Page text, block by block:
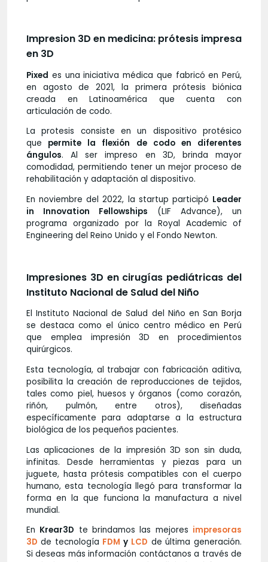
Impresion 3D en medicina: prótesis impresa
en 3D
Pixed es una iniciativa médica que fabricó en Perú,
en agosto de 2021, la primera prótesis biónica
creada en Latinoamérica que cuenta con
articulación de codo.
La protesis consiste en un dispositivo protésico
que permite la flexión de codo en diferentes
ángulos. Al ser impreso en 3D, brinda mayor
comodidad, permitiendo tener un mejor proceso de
rehabilitación y adaptación al dispositivo.
En noviembre del 2022, la startup participó Leader
in Innovation Fellowships (LIF Advance), un
programa organizado por la Royal Academic of
Engineering del Reino Unido y el Fondo Newton.
Impresiones 3D en cirugías pediátricas del
Instituto Nacional de Salud del Niño
El Instituto Nacional de Salud del Niño en San Borja
se destaca como el único centro médico en Perú
que emplea impresión 3D en procedimientos
quirúrgicos.
Esta tecnología, al trabajar con fabricación aditiva,
posibilita la creación de reproducciones de tejidos,
tales como piel, huesos y órganos (como corazón,
riñón, pulmón, entre otros), diseñadas
específicamente para adaptarse a la estructura
biológica de los pequeños pacientes.
Las aplicaciones de la impresión 3D son sin duda,
infinitas. Desde herramientas y piezas para un
juguete, hasta prótesis compatibles con el cuerpo
humano, esta tecnología llegó para transformar la
forma en la que funciona la manufactura a nivel
mundial.
En Krear3D te brindamos las mejores impresoras
3D de tecnología FDM y LCD de última generación.
Si deseas más información contáctanos a través de